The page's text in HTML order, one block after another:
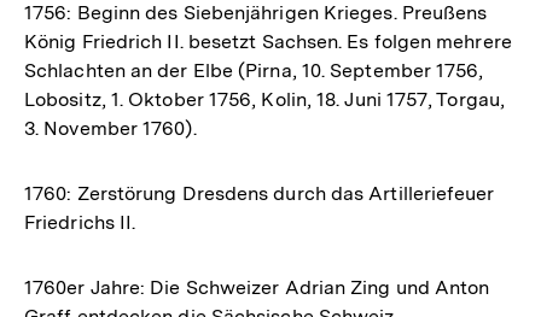
1756: Beginn des Siebenjährigen Krieges. Preußens
König Friedrich II. besetzt Sachsen. Es folgen mehrere
Schlachten an der Elbe (Pirna, 10. September 1756,
Lobositz, 1. Oktober 1756, Kolin, 18. Juni 1757, Torgau,
3. November 1760).
1760: Zerstörung Dresdens durch das Artilleriefeuer
Friedrichs II.
1760er Jahre: Die Schweizer Adrian Zing und Anton